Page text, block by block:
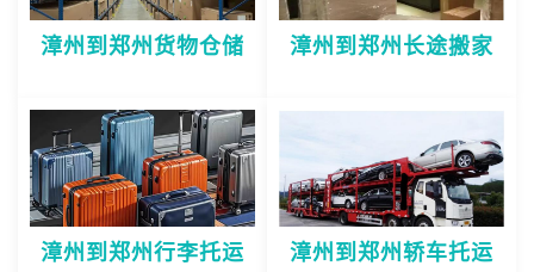
漳州到郑州货物仓储 漳州到郑州长途搬家
漳州到郑州行李托运 漳州到郑州轿车托运